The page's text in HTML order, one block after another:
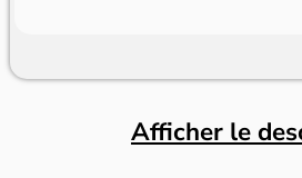
Afficher le